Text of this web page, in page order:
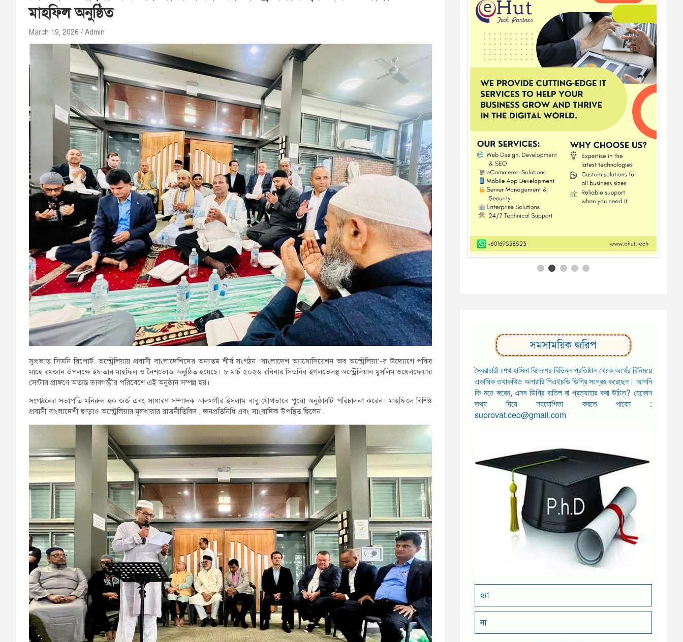
মাহফিল অনুষ্ঠিত
March 19, 2026 Admin
সুপ্রভাত সিডনি রিপোর্ট: অস্ট্রেলিয়ায় প্রবাসী বাংলাদেশিদের অন্যতম শীর্ষ সংগঠন ‘বাংলাদেশ অ্যাসোসিয়েশন অব অস্ট্রেলিয়া’-র উদ্যোগে পবিত্র
মাহে রমজান উপলক্ষে ইফতার মাহফিল ও নৈশভোজ অনুষ্ঠিত হয়েছে। ৮ মার্চ ২০২৬ রবিবার সিডনির ইগলভেলস্থ অস্ট্রেলিয়ান মুসলিম ওয়েলফেয়ার
সেন্টার প্রাঙ্গণে অত্যন্ত ভাবগম্ভীর পরিবেশে এই অনুষ্ঠান সম্পন্ন হয়।
সংগঠনের সভাপতি মনিরুল হক জর্জ এবং সাধারণ সম্পাদক আলমগীর ইসলাম বাবু যৌথভাবে পুরো অনুষ্ঠানটি পরিচালনা করেন। মাহফিলে বিশিষ্ট
প্রবাসী বাংলাদেশী ছাড়াও অস্ট্রেলিয়ার মূলধারার রাজনীতিবিদ , জনপ্রতিনিধি এবং সাংবাদিক উপস্থিত ছিলেন।
সমসাময়িক জরিপ
স্বৈরাচারী শেখ হাসিনা বিদেশের বিভিন্ন প্রতিষ্ঠান থেকে অর্থের বিনিময়ে
একাধিক তথাকথিত অনারারি পিএইচডি ডিগ্রি সংগ্রহ করেছেন। আপনি
কি মনে করেন, এসব ডিগ্রি বাতিল বা প্রত্যাহার করা উচিত? যেকোন
তথ্য দিয়ে সহযোগিতা করতে পারেন :
suprovat.ceo@gmail.com
হ্যা
না